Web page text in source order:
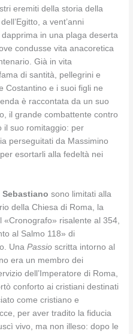
eremiti della storia della
a vent’anni
in una plaga deserta
condusse vita anacoretica
Già in vita
di santità, pellegrini e
Costantino e i suoi figli ne
è raccontata da un suo
il grande combattente contro
il suo romitaggio: per
perseguitati da Massimino
esortarli alla fedeltà nei
Sebastiano sono limitati alla
della Chiesa di Roma, la
«Cronografo» risalente al 354,
al Salmo 118» di
UnaPassio scritta intorno al
era un membro dei
dell’Imperatore di Roma,
conforto ai cristiani destinati
come cristiano e
per aver tradito la fiducia
vivo, ma non illeso: dopo le